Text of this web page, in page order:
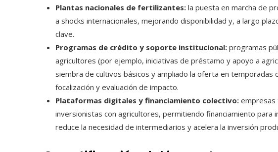
Plantas nacionales de fertilizantes: la puesta en marcha de
a shocks internacionales, mejorando disponibilidad y, a largo
clave.
Programas de crédito y soporte institucional: programas
agricultores (por ejemplo, iniciativas de préstamo y apoyo a
siembra de cultivos básicos y ampliado la oferta en temporadas
focalización y evaluación de impacto.
Plataformas digitales y financiamiento colectivo: empresas
inversionistas con agricultores, permitiendo financiamiento para
reduce la necesidad de intermediarios y acelera la inversión